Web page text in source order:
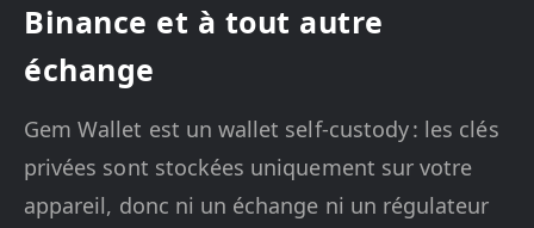
Binance et à tout autre
échange
Gem Wallet est un wallet self-custody : les clés
privées sont stockées uniquement sur votre
appareil, donc ni un échange ni un régulateur